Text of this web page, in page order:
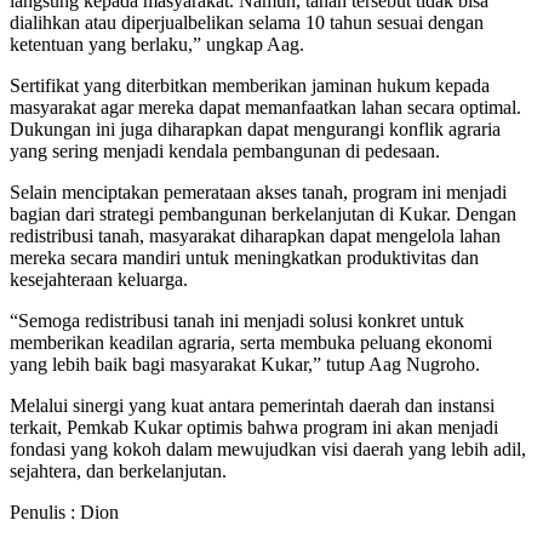
dialihkan atau diperjualbelikan selama 10 tahun sesuai dengan
ketentuan yang berlaku,” ungkap Aag.
Sertifikat yang diterbitkan memberikan jaminan hukum kepada
masyarakat agar mereka dapat memanfaatkan lahan secara optimal.
Dukungan ini juga diharapkan dapat mengurangi konflik agraria
yang sering menjadi kendala pembangunan di pedesaan.
Selain menciptakan pemerataan akses tanah, program ini menjadi
bagian dari strategi pembangunan berkelanjutan di Kukar. Dengan
redistribusi tanah, masyarakat diharapkan dapat mengelola lahan
mereka secara mandiri untuk meningkatkan produktivitas dan
kesejahteraan keluarga.
“Semoga redistribusi tanah ini menjadi solusi konkret untuk
memberikan keadilan agraria, serta membuka peluang ekonomi
yang lebih baik bagi masyarakat Kukar,” tutup Aag Nugroho.
Melalui sinergi yang kuat antara pemerintah daerah dan instansi
terkait, Pemkab Kukar optimis bahwa program ini akan menjadi
fondasi yang kokoh dalam mewujudkan visi daerah yang lebih adil,
sejahtera, dan berkelanjutan.
Penulis : Dion